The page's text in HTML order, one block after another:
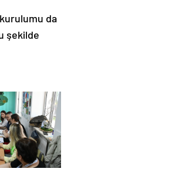
da
şekilde